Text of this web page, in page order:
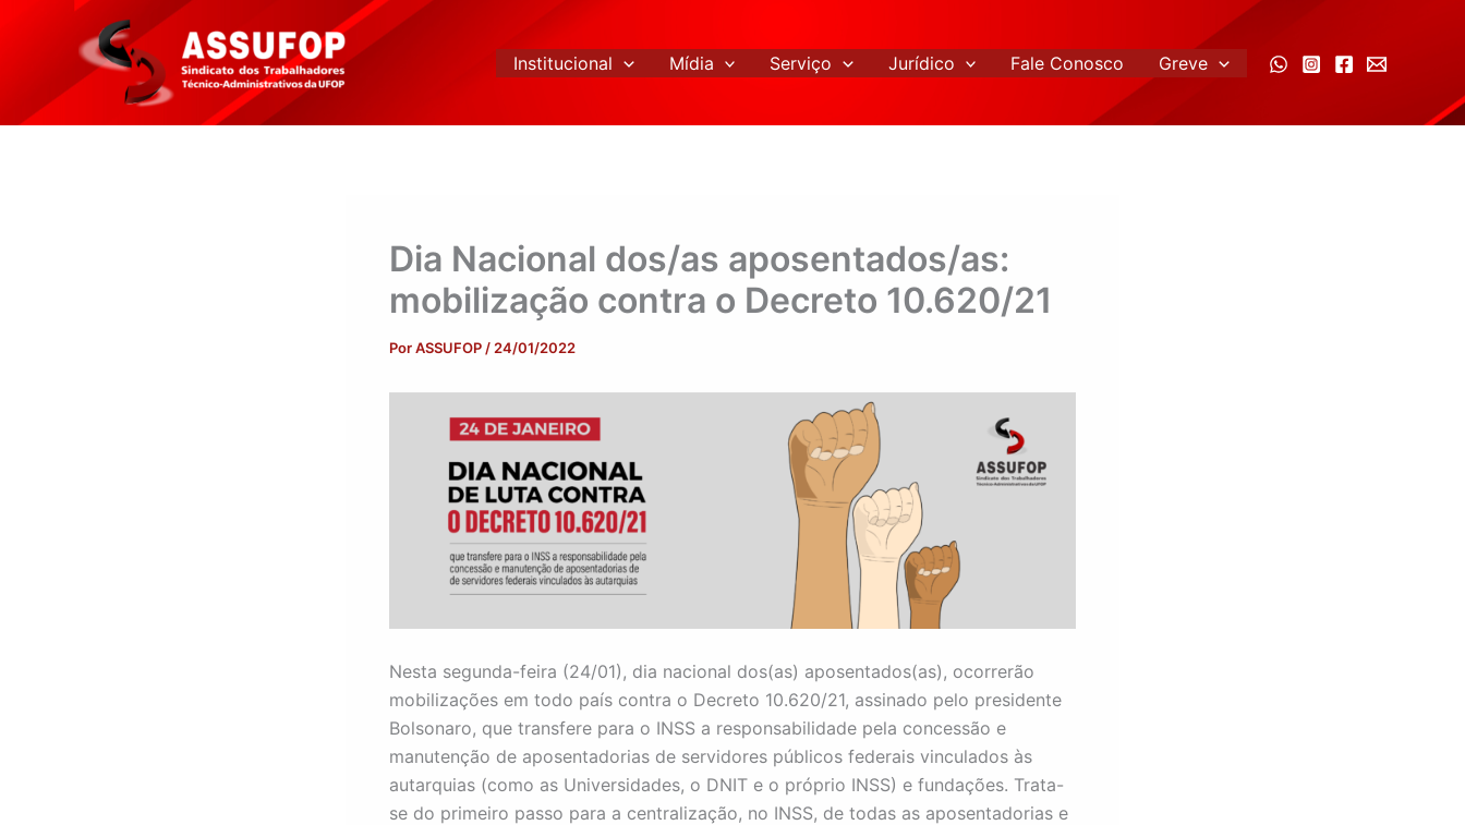
conteúdo
Institucional Mídia Serviço Jurídico Fale Conosco Greve
Dia Nacional dos/as aposentados/as:
mobilização contra o Decreto 10.620/21
PorASSUFOP / 24/01/2022
Nesta segunda-feira (24/01), dia nacional dos(as) aposentados(as), ocorrerão
mobilizações em todo país contra o Decreto 10.620/21, assinado pelo presidente
Bolsonaro, que transfere para o INSS a responsabilidade pela concessão e
manutenção de aposentadorias de servidores públicos federais vinculados às
autarquias (como as Universidades, o DNIT e o próprio INSS) e fundações. Trata-
se do primeiro passo para a centralização, no INSS, de todas as aposentadorias e